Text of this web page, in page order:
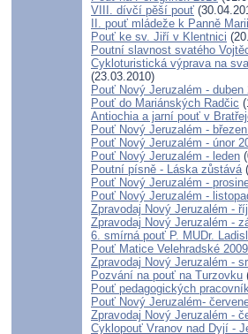
VIII. dívčí pěší pouť
II. pouť mládeže k Panně
Pouť ke sv. Jiří v Klentnici
Poutní slavnost svatého
Cykloturistická výprava na
(23.03.2010)
Pouť Nový Jeruzalém - duben
Pouť do Mariánských Radčic
Antiochia a jarní pouť v
Pouť Nový Jeruzalém -
Pouť Nový Jeruzalém - únor
Pouť Nový Jeruzalém - leden
Poutní písně - Láska zůstává
Pouť Nový Jeruzalém -
Pouť Nový Jeruzalém -
Zpravodaj Nový Jeruzalém -
Zpravodaj Nový Jeruzalém -
6. smírná pouť P. MUDr.
Pouť Matice Velehradské 2009
Zpravodaj Nový Jeruzalém -
Pozvání na pouť na Turzovku
Pouť pedagogických
Pouť Nový Jeruzalém-
Zpravodaj Nový Jeruzalém -
Cyklopouť Vranov nad Dyjí -